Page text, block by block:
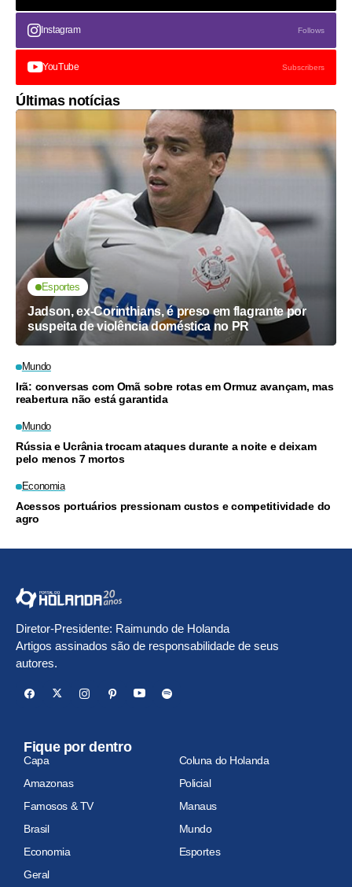
Instagram Follows
YouTube Subscribers
Últimas notícias
Esportes
Jadson, ex-Corinthians, é preso em flagrante por
suspeita de violência doméstica no PR
Mundo
Irã: conversas com Omã sobre rotas em Ormuz avançam, mas
reabertura não está garantida
Mundo
Rússia e Ucrânia trocam ataques durante a noite e deixam
pelo menos 7 mortos
Economia
Acessos portuários pressionam custos e competitividade do
agro
Diretor-Presidente: Raimundo de Holanda
Artigos assinados são de responsabilidade de seus
autores.
Fique por dentro
Capa
Coluna do Holanda
Amazonas
Policial
Famosos & TV
Manaus
Brasil
Mundo
Economia
Esportes
Geral